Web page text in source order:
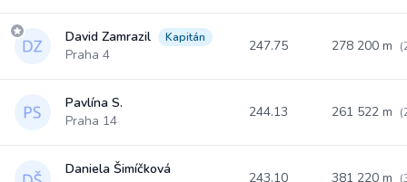
David Zamrazil Kapitán
Praha 4
247.75 278 200 m
Pavlína S.
Praha 14
244.13 261 522 m
Daniela Šimíčková
243.10 381 220 m